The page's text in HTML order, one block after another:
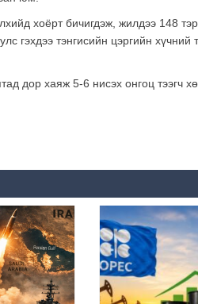
хоёрт бичигдэж, жилдээ 148
гэхдээ тэнгисийн цэргийн хүчний
дор хаяж 5-6 нисэх онгоц тээгч